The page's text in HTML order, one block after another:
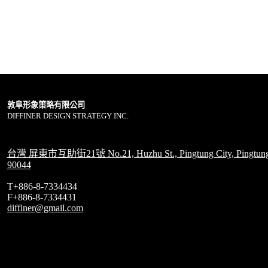
敦阜形象策略有限公司
DIFFINER DESIGN STRATEGY INC.
台灣 屏東市互助街21號 No.21, Huzhu St., Pingtung City,
90044
T+886-8-7334434
F+886-8-7334431
diffiner@gmail.com